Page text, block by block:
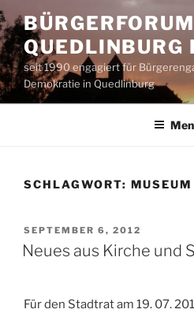
Zum
Inhalt
springen
BÜRGERFORUM
QUEDLINBURG
seit 1990 engagiert für
Demokratie in Quedlinburg
SCHLAGWORT: MUSEUM
VERÖFFENTLICHT
AM
SEPTEMBER 6, 2012
Neues aus Kirche und
Für den Stadtrat am 19. 07.